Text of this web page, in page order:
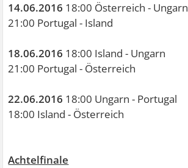
14.06.2016 18:00 Österreich - Ungarn
21:00 Portugal - Island
18.06.2016 18:00 Island - Ungarn
21:00 Portugal - Österreich
22.06.2016 18:00 Ungarn - Portugal
18:00 Island - Österreich
Achtelfinale